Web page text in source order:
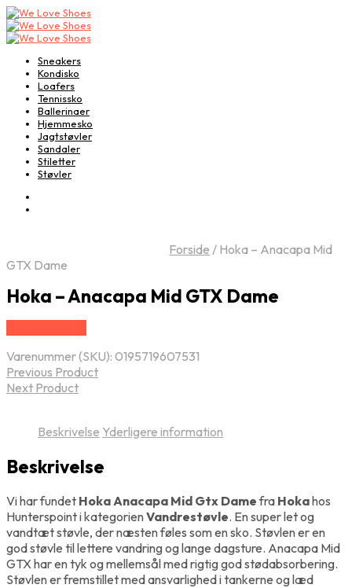
Sneakers
Kondisko
Loafers
Tennissko
Ballerinaer
Hjemmesko
Jagtstøvler
Sandaler
Stiletter
Støvler
Forside / Hoka – Anacapa Mid
GTX Dame
Hoka – Anacapa Mid GTX Dame
Varenummer (SKU): 0195719607531
Previous Product
Next Product
Beskrivelse Yderligere information
Beskrivelse
Vi har fundet Hoka Anacapa Mid Gtx Damefra Hokahos
Hunterspoint i kategorienVandrestøvle. En super let og
vandtæt støvle, der næsten føles som en sko. Støvlen er en
god støvle til lettere vandring og lange dagsture. Anacapa Mid
GTX har en tyk og mellemsål med rigtig god stødabsorbering.
Støvlen er fremstillet med ansvarlighed i tankerne og læd